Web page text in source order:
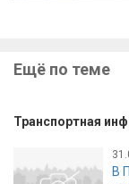
Ещё по теме
Транспортная
В